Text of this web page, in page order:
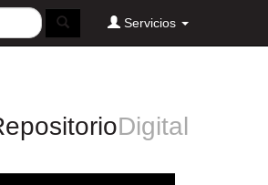
Servicios
Digital